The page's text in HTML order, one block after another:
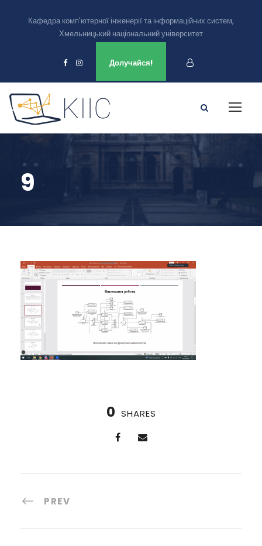
Кафедра комп'ютерної інженерії та інформаційних систем,
Хмельницький національний університет
Долучайся!
9
0 SHARES
PREV